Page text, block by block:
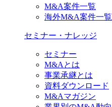
M&A案件一覧
海外M&A案件一覧
セミナー・ナレッジ
セミナー
M&Aとは
事業承継とは
資料ダウンロード
M&Aマガジン